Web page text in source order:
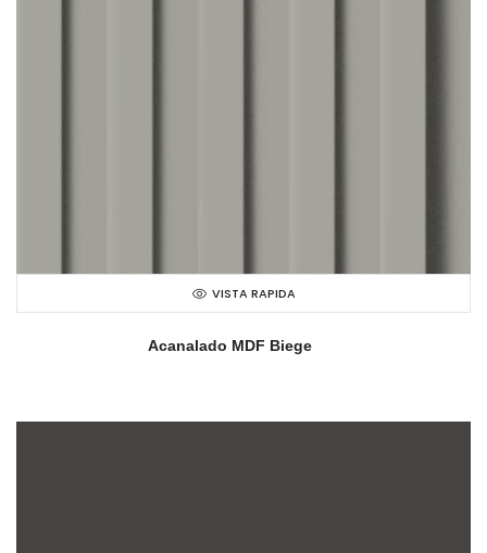
VISTA RAPIDA
Acanalado MDF Biege